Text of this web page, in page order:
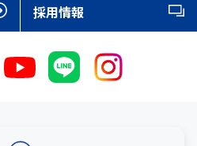
採用情報